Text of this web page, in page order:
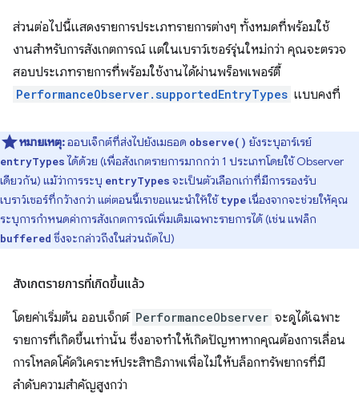
ส่วนต่อไปนี้แสดงรายการประเภทรายการต่างๆ ทั้งหมดที่พร้อมใช้
งานสำหรับการสังเกตการณ์ แต่ในเบราว์เซอร์รุ่นใหม่กว่า คุณจะตรวจ
สอบประเภทรายการที่พร้อมใช้งานได้ผ่านพร็อพเพอร์ตี้
PerformanceObserver.supportedEntryTypes แบบคงที่
หมายเหตุ:ออบเจ็กต์ที่ส่งไปยังเมธอด observe() ยังระบุอาร์เรย์
entryTypes ได้ด้วย (เพื่อสังเกตรายการมากกว่า 1 ประเภทโดยใช้ Observer
เดียวกัน) แม้ว่าการระบุ entryTypes จะเป็นตัวเลือกเก่าที่มีการรองรับ
เบราว์เซอร์ที่กว้างกว่า แต่ตอนนี้เราขอแนะนำให้ใช้typeเนื่องจากจะช่วยให้คุณ
ระบุการกำหนดค่าการสังเกตการณ์เพิ่มเติมเฉพาะรายการได้ (เช่น แฟล็ก
buffered ซึ่งจะกล่าวถึงในส่วนถัดไป)
สังเกตรายการที่เกิดขึ้นแล้ว
โดยค่าเริ่มต้น ออบเจ็กต์ PerformanceObserver จะดูได้เฉพาะ
รายการที่เกิดขึ้นเท่านั้น ซึ่งอาจทำให้เกิดปัญหาหากคุณต้องการเลื่อน
การโหลดโค้ดวิเคราะห์ประสิทธิภาพเพื่อไม่ให้บล็อกทรัพยากรที่มี
ลำดับความสำคัญสูงกว่า